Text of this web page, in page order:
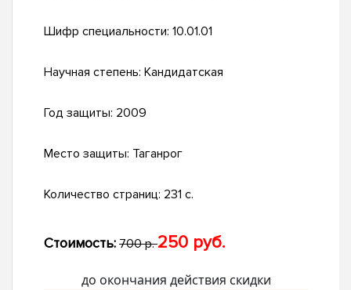
Шифр специальности: 10.01.01
Научная степень: Кандидатская
Год защиты: 2009
Место защиты: Таганрог
Количество страниц: 231 с.
Стоимость: 700 р.250 руб.
до окончания действия скидки